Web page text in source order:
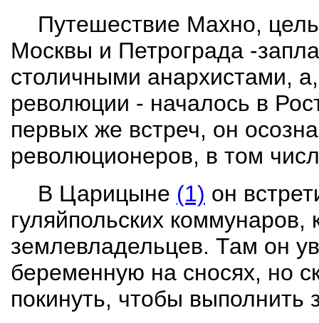
Путешествие Махно,
Москвы и Петрограда -з
столичными анархистами,
революции - началось в
первых же встреч, он
революционеров, в том
В Царицыне (1) он
гуляйпольских коммунаров,
землевладельцев. Там он
беременную на сносях, но
покинуть, чтобы выполнить